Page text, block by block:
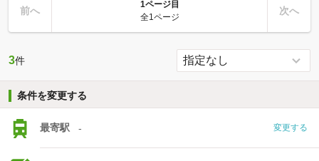
前へ
1ページ目
全1ページ
次へ
3件
条件を変更する
最寄駅 - 変更する